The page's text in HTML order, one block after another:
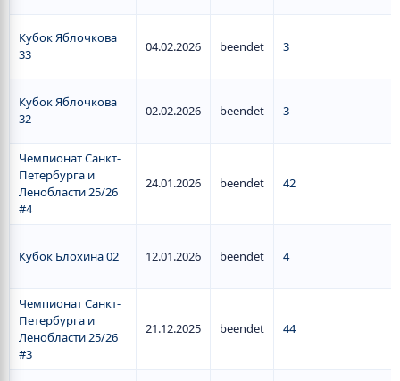
Кубок Яблочкова
33
04.02.2026 beendet 3
Кубок Яблочкова
32
02.02.2026 beendet 3
Чемпионат Санкт-
Петербурга и
Ленобласти 25/26
#4
24.01.2026 beendet 42
Кубок Блохина 02 12.01.2026 beendet 4
Чемпионат Санкт-
Петербурга и
Ленобласти 25/26
#3
21.12.2025 beendet 44